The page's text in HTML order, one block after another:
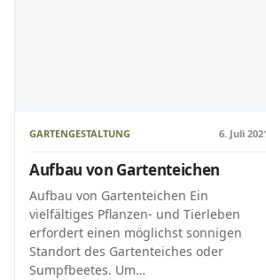
GARTENGESTALTUNG 6. Juli
Aufbau von Gartenteichen
Aufbau von Gartenteichen Ein
vielfältiges Pflanzen- und Tierleben
erfordert einen möglichst sonnigen
Standort des Gartenteiches oder
Sumpfbeetes. Um…